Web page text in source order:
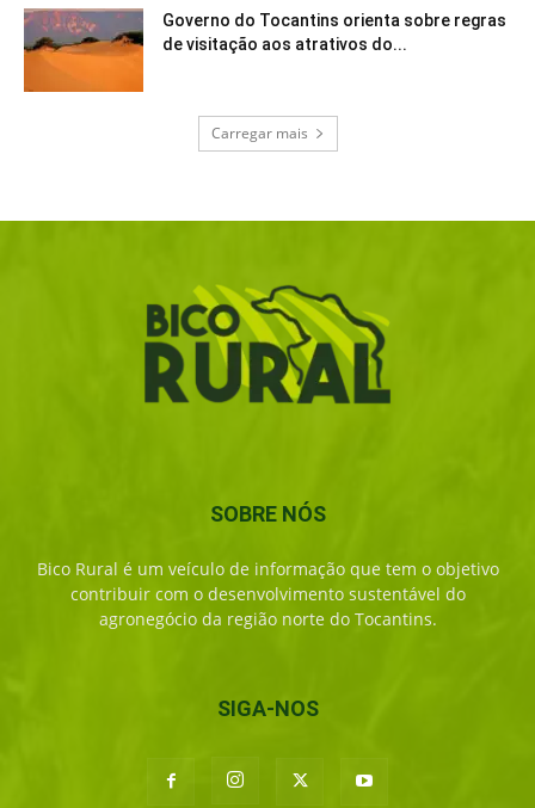
Governo do Tocantins orienta sobre regras
de visitação aos atrativos do...
Carregar mais
SOBRE NÓS
Bico Rural é um veículo de informação que tem o objetivo
contribuir com o desenvolvimento sustentável do
agronegócio da região norte do Tocantins.
SIGA-NOS